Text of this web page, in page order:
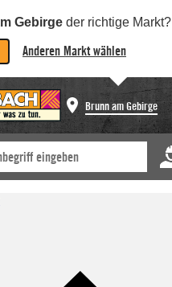
Gebirge der richtige Markt?
Anderen Markt wählen
Brunn am Gebirge